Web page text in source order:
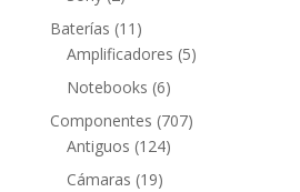
productos
Baterías 11 11
productos
Amplificadores 55
Notebooks 66
productos
Componentes 707707
Antiguos 124124
Cámaras 1919